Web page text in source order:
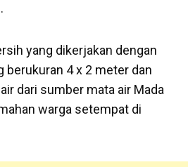
yang dikerjakan dengan
berukuran 4 x 2 meter dan
dari sumber mata air Mada
warga setempat di